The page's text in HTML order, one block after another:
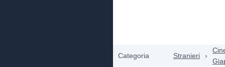
Categoria Stranieri ›